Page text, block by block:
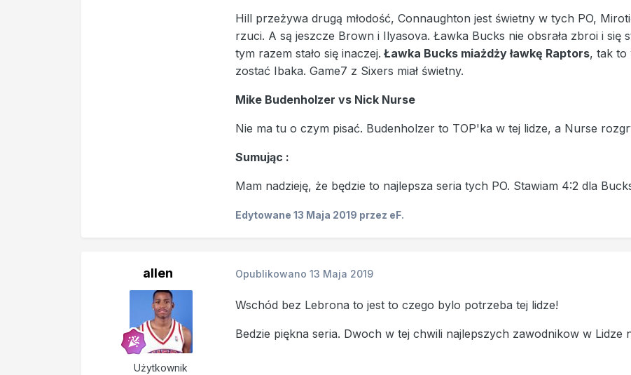
Hill przeżywa drugą młodość, Connaughton jest świetny w tych PO,
rzuci. A są jeszcze Brown i Ilyasova. Ławka Bucks nie obsrała zbroi i się
tym razem stało się inaczej. Ławka Bucks miażdży ławkę Raptors, tak to
zostać Ibaka. Game7 z Sixers miał świetny.
Mike Budenholzer vs Nick Nurse
Nie ma tu o czym pisać. Budenholzer to TOP'ka w tej lidze, a Nurse
Sumując :
Mam nadzieję, że będzie to najlepsza seria tych PO. Stawiam 4:2 dla
Edytowane 13 Maja 2019 przez eF.
allen
Użytkownik
Opublikowano 13 Maja 2019
Wschód bez Lebrona to jest to czego bylo potrzeba tej lidze!
Bedzie piękna seria. Dwoch w tej chwili najlepszych zawodnikow w Lidze